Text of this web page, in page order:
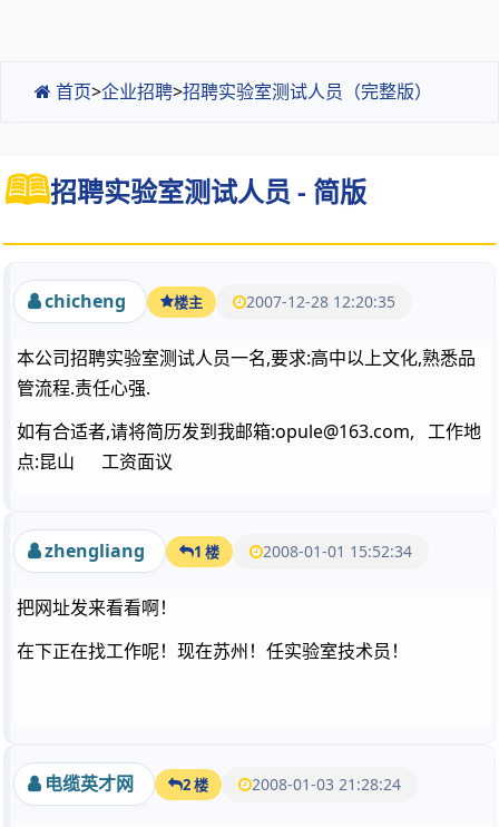
首页>企业招聘>招聘实验室测试人员（完整版）
招聘实验室测试人员 - 简版
chicheng 楼主 2007-12-28 12:20:35
本公司招聘实验室测试人员一名,要求:高中以上文化,熟悉品
管流程.责任心强.
如有合适者,请将简历发到我邮箱:opule@163.com, 工作地
点:昆山 工资面议
zhengliang 1 楼 2008-01-01 15:52:34
把网址发来看看啊！
在下正在找工作呢！现在苏州！任实验室技术员！
电缆英才网 2 楼 2008-01-03 21:28:24